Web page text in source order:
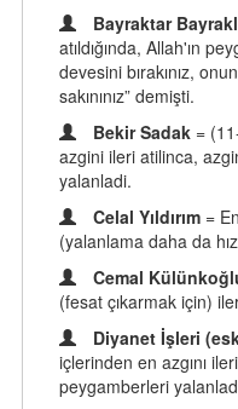
Bayraktar
atıldığında, Allah'ın
devesini bırakınız,
sakınınız” demişti.
Bekir Sadak =
azgini ileri atilinca,
yalanladi.
Celal Yıldırım =
(yalanlama daha da
Cemal
(fesat çıkarmak için)
Diyanet İşleri
içlerinden en azgını
peygamberleri